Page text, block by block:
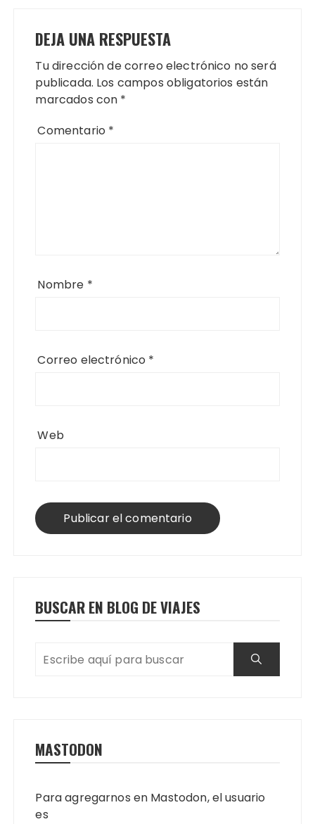
DEJA UNA RESPUESTA
Tu dirección de correo electrónico no será
publicada. Los campos obligatorios están
marcados con *
Comentario *
Nombre *
Correo electrónico *
Web
BUSCAR EN BLOG DE VIAJES
MASTODON
Para agregarnos en Mastodon, el usuario
es